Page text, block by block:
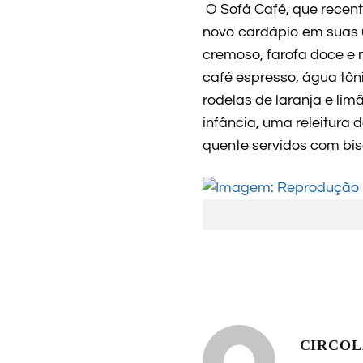
O Sofá Café, que
novo cardápio em suas
cremoso, farofa doce e
café espresso, água
rodelas de laranja e
infância, uma releitura
quente servidos com